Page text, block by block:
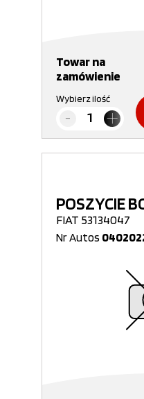
Towar na
zamówienie
Wybierz ilość
POSZYCIE
FIAT 53134047
Nr Autos